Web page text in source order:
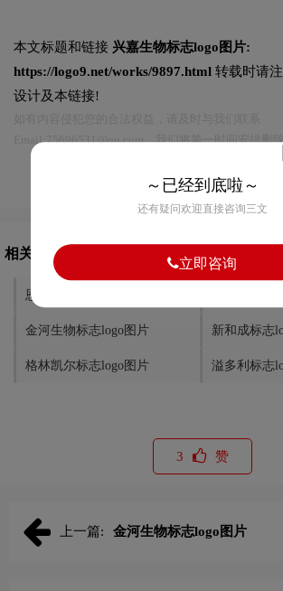
本文标题和链接 兴嘉生物标志logo图片:
https://logo9.net/works/9897.html 转载时请
设计及本链接!
Email:75696531@qq.com，我们将第一时间安排删
发布
相关文章推荐
恩贝集团标志logo图片
金河生物标志logo图片 新和成标志
格林凯尔标志logo图片 溢多利标志
3 赞
上一篇: 金河生物标志logo图片
～已经到底啦～
还有疑问欢迎直接咨询三文
立即咨询